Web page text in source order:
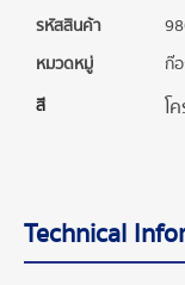
รหัสสินค้า
หมวดหมู่
ก๊
สี โ
Technical